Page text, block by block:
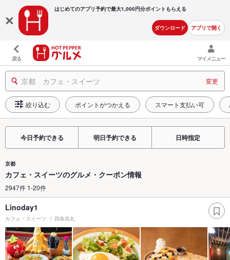
はじめてのアプリ予約で最大1,000円分ポイントもらえる
ダウンロード アプリで開く
戻る マイメニュー
京都 カフェ・スイーツ 変更
絞り込む ポイントがつかえる スマート支払い可
今日予約できる 明日予約できる 日時指定
京都
カフェ・スイーツのグルメ・クーポン情報
2947件 1-20件
Linoday1
カフェ・スイーツ 四条烏丸